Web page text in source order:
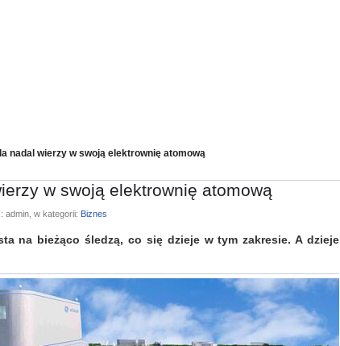
nadal wierzy w swoją elektrownię atomową
w swoją elektrownię atomową
admin, w kategorii: Biznes
na bieżąco śledzą, co się dzieje w tym zakresie. A dzieje